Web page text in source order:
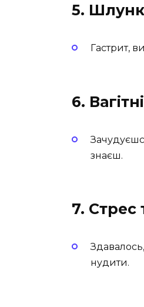
5.
Гастрит,
6.
знаєш.
7. Стрес
нудити.